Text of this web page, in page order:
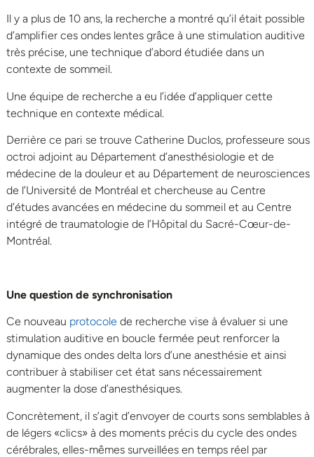
Il y a plus de 10 ans, la recherche a montré qu’il était possible
d’amplifier ces ondes lentes grâce à une stimulation auditive
très précise, une technique d’abord étudiée dans un
contexte de sommeil.
Une équipe de recherche a eu l’idée d’appliquer cette
technique en contexte médical.
Derrière ce pari se trouve Catherine Duclos, professeure sous
octroi adjoint au Département d’anesthésiologie et de
médecine de la douleur et au Département de neurosciences
de l’Université de Montréal et chercheuse au Centre
d’études avancées en médecine du sommeil et au Centre
intégré de traumatologie de l’Hôpital du Sacré-Cœur-de-
Montréal.
Une question de synchronisation
Ce nouveau protocole de recherche vise à évaluer si une
stimulation auditive en boucle fermée peut renforcer la
dynamique des ondes delta lors d’une anesthésie et ainsi
contribuer à stabiliser cet état sans nécessairement
augmenter la dose d’anesthésiques.
Concrètement, il s’agit d’envoyer de courts sons semblables à
de légers «clics» à des moments précis du cycle des ondes
cérébrales, elles-mêmes surveillées en temps réel par